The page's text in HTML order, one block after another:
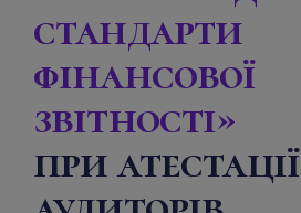
стандарти
фінансової
звітності»
при атестації